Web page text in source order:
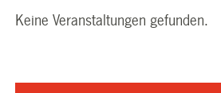
Keine Veranstaltungen gefunden.